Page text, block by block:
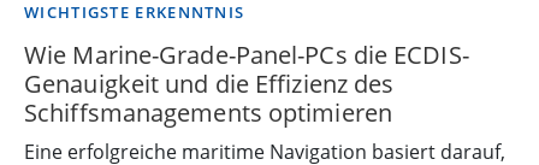
WICHTIGSTE ERKENNTNIS
Wie Marine-Grade-Panel-PCs die ECDIS-
Genauigkeit und die Effizienz des
Schiffsmanagements optimieren
Eine erfolgreiche maritime Navigation basiert darauf,